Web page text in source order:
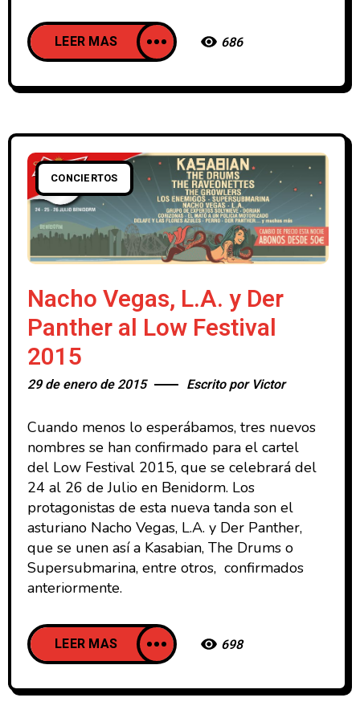
LEER MAS 686
CONCIERTOS
Nacho Vegas, L.A. y Der
Panther al Low Festival
2015
29 de enero de 2015 Escrito por Victor
Cuando menos lo esperábamos, tres nuevos
nombres se han confirmado para el cartel
del Low Festival 2015, que se celebrará del
24 al 26 de Julio en Benidorm. Los
protagonistas de esta nueva tanda son el
asturiano Nacho Vegas, L.A. y Der Panther,
que se unen así a Kasabian, The Drums o
Supersubmarina, entre otros, confirmados
anteriormente.
LEER MAS 698